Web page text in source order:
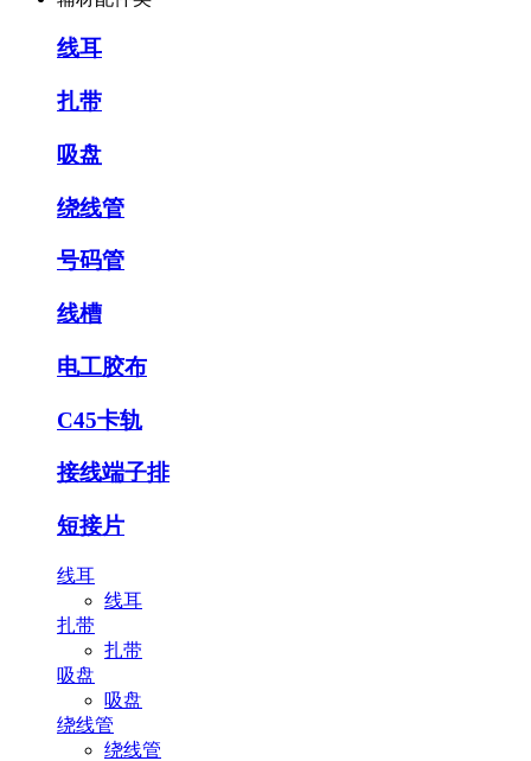
线耳
扎带
吸盘
绕线管
号码管
线槽
电工胶布
C45卡轨
接线端子排
短接片
线耳
线耳
扎带
扎带
吸盘
吸盘
绕线管
绕线管